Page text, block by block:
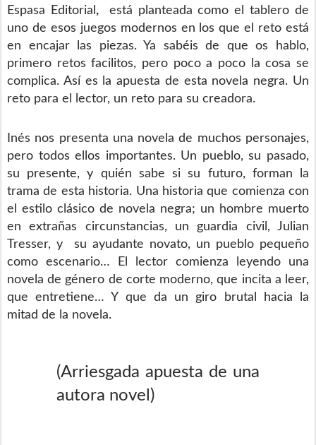
Espasa Editorial ,
está planteada como el tablero de
uno de esos juegos modernos en los que el reto está
en encajar las piezas. Ya sabéis de que os hablo,
primero retos facilitos, pero poco a poco la cosa se
complica. Así es la apuesta de esta novela negra. Un
reto para el lector, un reto para su creadora.
Inés nos presenta una novela de muchos personajes,
pero todos ellos importantes. Un pueblo, su pasado,
su presente, y quién sabe si su futuro, forman la
trama de esta historia. Una historia que comienza con
el estilo clásico de novela negra; un hombre muerto
en extrañas circunstancias, un guardia civil, Julian
Tresser, y su ayudante novato, un pueblo pequeño
como escenario… El lector comienza leyendo una
novela de género de corte moderno, que incita a leer,
que entretiene… Y que da un giro brutal hacia la
mitad de la novela.
(Arriesgada apuesta de una
autora novel)